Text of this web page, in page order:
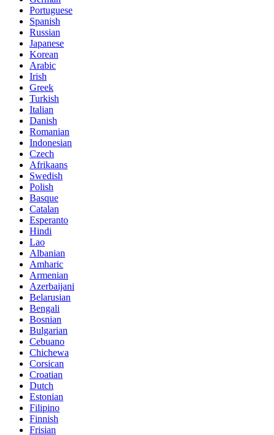
Portuguese
Spanish
Russian
Japanese
Korean
Arabic
Irish
Greek
Turkish
Italian
Danish
Romanian
Indonesian
Czech
Afrikaans
Swedish
Polish
Basque
Catalan
Esperanto
Hindi
Lao
Albanian
Amharic
Armenian
Azerbaijani
Belarusian
Bengali
Bosnian
Bulgarian
Cebuano
Chichewa
Corsican
Croatian
Dutch
Estonian
Filipino
Finnish
Frisian